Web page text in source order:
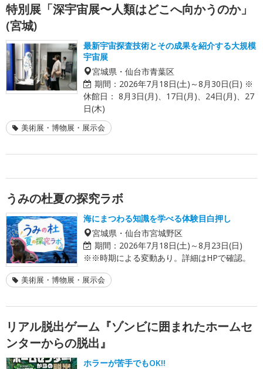
特別展「深宇宙展〜人類はどこへ向かうのか」
(宮城)
最新宇宙探査技術とその成果を紹介する大規模
宇宙展
宮城県・仙台市青葉区
期間： 2026年7月18日(土)～8月30日(日) ※
休館日： 8月3日(月)、17日(月)、24日(月)、27
日(木)
美術展・博物展・展示会
うみの杜夏の探究ラボ
海にまつわる知識を学べる体験目白押し
宮城県・仙台市宮城野区
期間： 2026年7月18日(土)～8月23日(日)
※※時期による変動あり。詳細はHPで確認。
美術展・博物展・展示会
リアル脱出ゲーム『ゾンビに囲まれたホームセ
ンターからの脱出』
ホラーが苦手でもOK!!